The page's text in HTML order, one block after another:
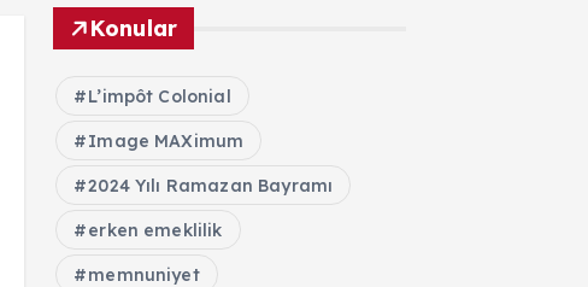
Konular
L’impôt Colonial
Image MAXimum
2024 Yılı Ramazan Bayramı
erken emeklilik
memnuniyet